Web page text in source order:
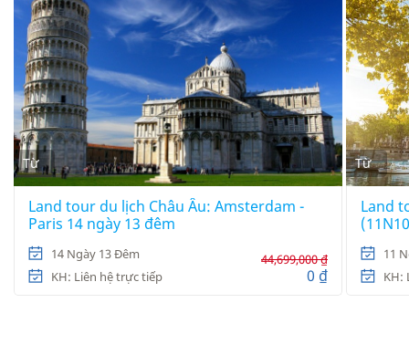
Từ
0 ₫
44,699,000 ₫
Land tour du lịch Châu Âu: Amsterdam -
Paris 14 ngày 13 đêm
14 Ngày 13 Đêm
KH: Liên hệ trực tiếp
Từ
Land
11
KH: